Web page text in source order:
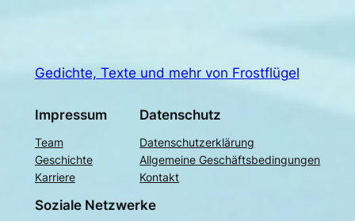
Gedichte, Texte und mehr von Frostflügel
Impressum
Team
Geschichte
Karriere
Datenschutz
Datenschutzerklärung
Allgemeine Geschäftsbedingungen
Kontakt
Soziale Netzwerke